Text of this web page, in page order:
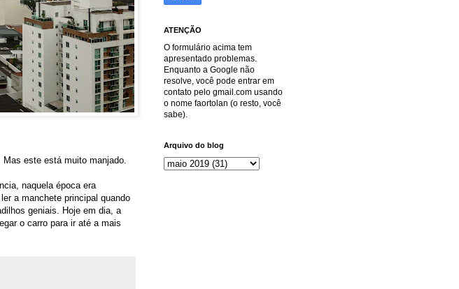
este está muito manjado.
naquela época era
a manchete principal quando
geniais. Hoje em dia, a
o carro para ir até a mais
ATENÇÃO
O formulário acima tem
apresentado problemas.
Enquanto a Google não
resolve, você pode entrar em
contato pelo gmail.com usando
o nome faortolan (o resto, você
sabe).
Arquivo do blog